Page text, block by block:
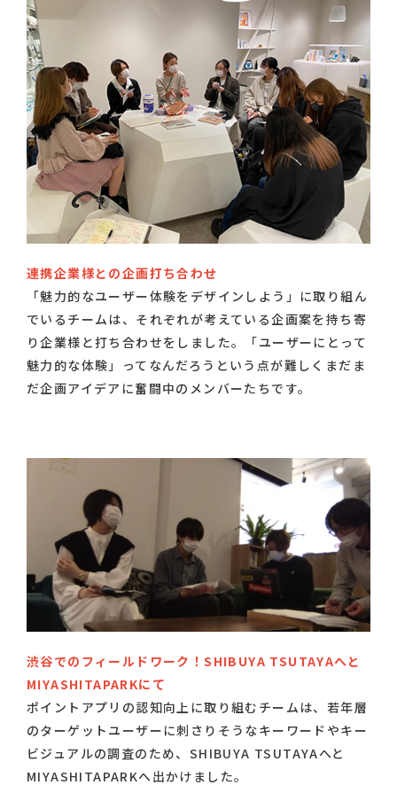
連携企業様との企画打ち合わせ
「魅力的なユーザー体験をデザインしよう」に取り組ん
でいるチームは、それぞれが考えている企画案を持ち寄
り企業様と打ち合わせをしました。「ユーザーにとって
魅力的な体験」ってなんだろうという点が難しくまだま
だ企画アイデアに奮闘中のメンバーたちです。
渋谷でのフィールドワーク！SHIBUYA TSUTAYAへと
MIYASHITAPARKにて
ポイントアプリの認知向上に取り組むチームは、若年層
のターゲットユーザーに刺さりそうなキーワードやキー
ビジュアルの調査のため、SHIBUYA TSUTAYAへと
MIYASHITAPARKへ出かけました。